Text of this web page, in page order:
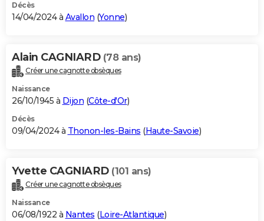
Décès
14/04/2024 à Avallon (Yonne)
Alain CAGNIARD (78 ans)
Créer une cagnotte obsèques
Naissance
26/10/1945 à Dijon (Côte-d'Or)
Décès
09/04/2024 à Thonon-les-Bains (Haute-Savoie)
Yvette CAGNIARD (101 ans)
Créer une cagnotte obsèques
Naissance
06/08/1922 à Nantes (Loire-Atlantique)